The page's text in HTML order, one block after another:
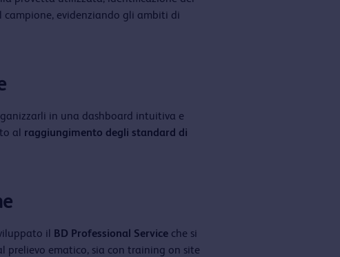
evidenziando gli ambiti di
in una dashboard intuitiva e
al raggiungimento degli standard di
il BD Professional Service che si
ematico, sia con training on site